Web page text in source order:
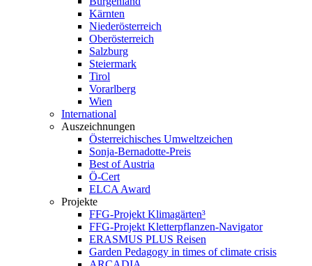
Kärnten
Niederösterreich
Oberösterreich
Salzburg
Steiermark
Tirol
Vorarlberg
Wien
International
Auszeichnungen
Österreichisches Umweltzeichen
Sonja-Bernadotte-Preis
Best of Austria
Ö-Cert
ELCA Award
Projekte
FFG-Projekt Klimagärten³
FFG-Projekt Kletterpflanzen-Navigator
ERASMUS PLUS Reisen
Garden Pedagogy in times of climate crisis